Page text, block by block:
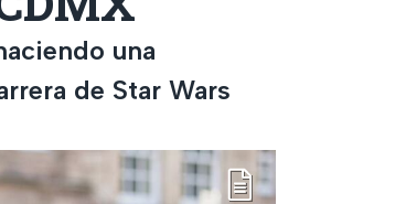
una
de Star Wars